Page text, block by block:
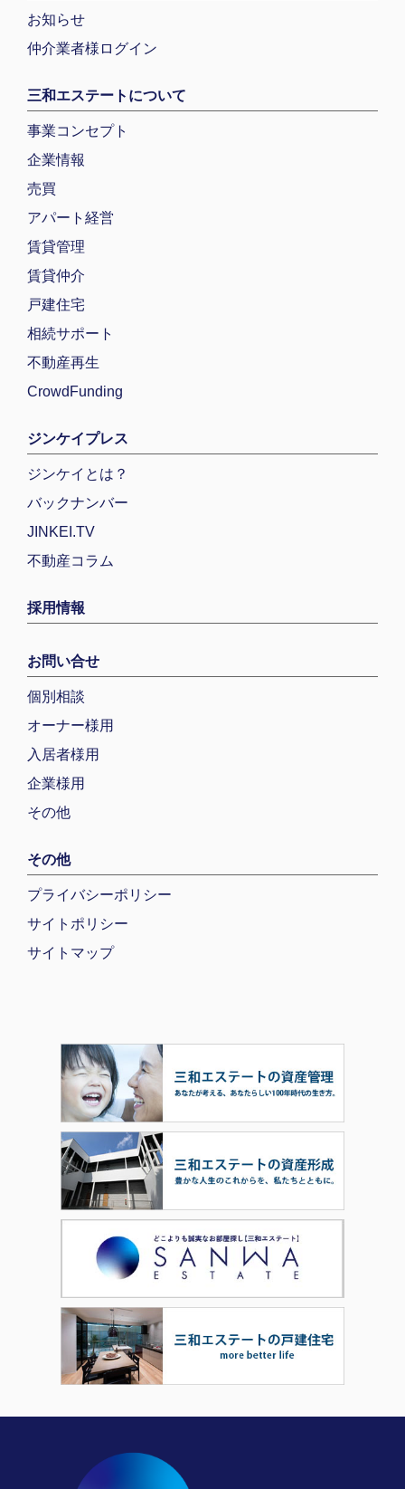
お知らせ
仲介業者様ログイン
三和エステートについて
事業コンセプト
企業情報
売買
アパート経営
賃貸管理
賃貸仲介
戸建住宅
相続サポート
不動産再生
CrowdFunding
ジンケイプレス
ジンケイとは？
バックナンバー
JINKEI.TV
不動産コラム
採用情報
お問い合せ
個別相談
オーナー様用
入居者様用
企業様用
その他
その他
プライバシーポリシー
サイトポリシー
サイトマップ